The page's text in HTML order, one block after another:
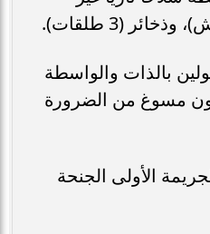
بالذات والواسطة
(2 سنجة) دون مسوغ من الضرورة
الأولى الجنحة